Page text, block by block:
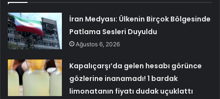
İran Medyası: Ülkenin Birçok Bölgesinde
Patlama Sesleri Duyuldu
Ağustos 6, 2026
Kapalıçarşı’da gelen hesabı görünce
gözlerine inanamadı! 1 bardak
limonatanın fiyatı dudak uçuklattı